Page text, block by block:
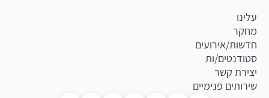
עלינו
מחקר
חדשות/אירועים
סטודנטים/ות
יצירת קשר
שירותים פנימיים